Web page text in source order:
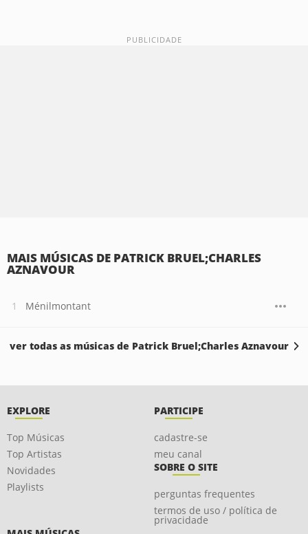
MAIS MÚSICAS DE PATRICK BRUEL;CHARLES
AZNAVOUR
Ménilmontant
ver todas as músicas de Patrick Bruel;Charles Aznavour
EXPLORE
Top Músicas
Top Artistas
Novidades
Playlists
PARTICIPE
cadastre-se
meu canal
SOBRE O SITE
perguntas frequentes
termos de uso / política de
privacidade